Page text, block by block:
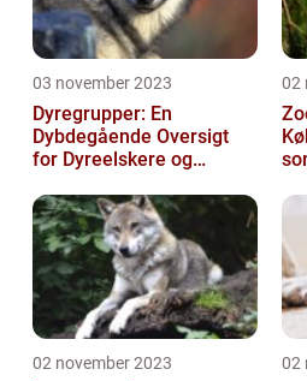
03 november 2023
Dyregrupper: En
Dybdegående Oversigt
for Dyreelskere og
02
og
02 november 2023 02